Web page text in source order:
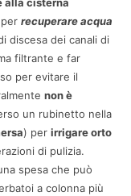
alla cisterna
recuperare acqua
discesa dei canali di
filtrante e far
per evitare il
non è
un rubinetto nella
) per irrigare orto
di pulizia.
spesa che può
a colonna più